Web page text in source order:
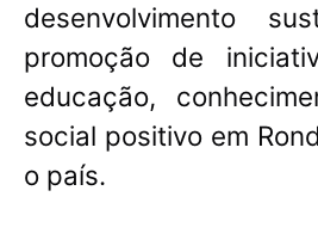
desenvolvimento
promoção de
educação,
social positivo em
o país.